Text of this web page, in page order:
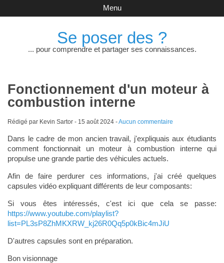
Se poser des ?
... pour comprendre et partager ses connaissances.
Menu
Fonctionnement d'un moteur à
combustion interne
Rédigé par Kevin Sartor - 15 août 2024-Aucun commentaire
Dans le cadre de mon ancien travail, j'expliquais aux étudiants
comment fonctionnait un moteur à combustion interne qui
propulse une grande partie des véhicules actuels.
Afin de faire perdurer ces informations, j'ai créé quelques
capsules vidéo expliquant différents de leur composants:
Si vous êtes intéressés, c'est ici que cela se passe:
https://www.youtube.com/playlist?
list=PL3sP8ZhMKXRW_kj26R0Qq5p0kBic4mJiU
D'autres capsules sont en préparation.
Bon visionnage